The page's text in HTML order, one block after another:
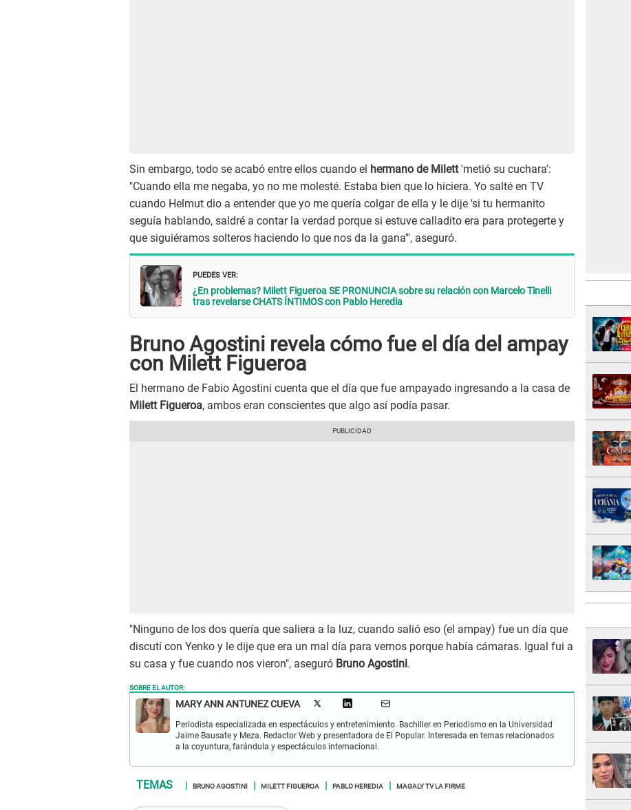
Sin embargo, todo se acabó entre ellos cuando el hermano de Milett'metió su cuchara':
"Cuando ella me negaba, yo no me molesté. Estaba bien que lo hiciera. Yo salté en TV
cuando Helmut dio a entender que yo me quería colgar de ella y le dije 'si tu hermanito
seguía hablando, saldré a contar la verdad porque si estuve calladito era para protegerte y
que siguiéramos solteros haciendo lo que nos da la gana'", aseguró.
PUEDES VER:
¿En problemas? Milett Figueroa SE PRONUNCIA sobre su relación con Marcelo Tinelli
tras revelarse CHATS ÍNTIMOS con Pablo Heredia
Bruno Agostini revela cómo fue el día del ampay
con Milett Figueroa
El hermano de Fabio Agostini cuenta que el día que fue ampayado ingresando a la casa de
Milett Figueroa, ambos eran conscientes que algo así podía pasar.
"Ninguno de los dos quería que saliera a la luz, cuando salió eso (el ampay) fue un día que
discutí con Yenko y le dije que era un mal día para vernos porque había cámaras. Igual fui a
su casa y fue cuando nos vieron", aseguró Bruno Agostini.
SOBRE EL AUTOR:
MARY ANN ANTUNEZ CUEVA
Periodista especializada en espectáculos y entretenimiento. Bachiller en Periodismo en la Universidad
Jaime Bausate y Meza. Redactor Web y presentadora de El Popular. Interesada en temas relacionados
a la coyuntura, farándula y espectáculos internacional.
BRUNO AGOSTINI MILETT FIGUEROA PABLO HEREDIA MAGALY TV LA FIRME